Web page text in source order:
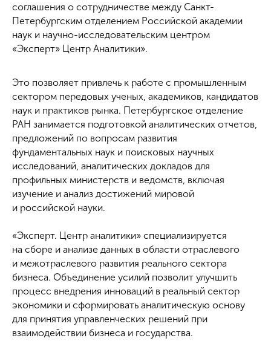
соглашения о сотрудничестве между Санкт-
Петербургским отделением Российской академии
наук и научно-исследовательским центром
«Эксперт» Центр Аналитики».
Это позволяет привлечь к работе с промышленным
сектором передовых ученых, академиков, кандидатов
наук и практиков рынка. Петербургское отделение
РАН занимается подготовкой аналитических отчетов,
предложений по вопросам развития
фундаментальных наук и поисковых научных
исследований, аналитических докладов для
профильных министерств и ведомств, включая
изучение и анализ достижений мировой
и российской науки.
«Эксперт. Центр аналитики» специализируется
на сборе и анализе данных в области отраслевого
и межотраслевого развития реального сектора
бизнеса. Объединение усилий позволит улучшить
процесс внедрения инноваций в реальный сектор
экономики и сформировать аналитическую основу
для принятия управленческих решений при
взаимодействии бизнеса и государства.